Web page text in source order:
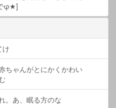
φ★]
け
ちゃんがとにかくかわい
。あ、眠る方のな